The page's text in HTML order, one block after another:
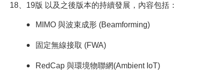
18
19版 以及之後版本的持續發展，內容包括：
MIMO 與波束成形 (Beamforming)
固定無線接取 (FWA)
RedCap 與環境物聯網(Ambient IoT)